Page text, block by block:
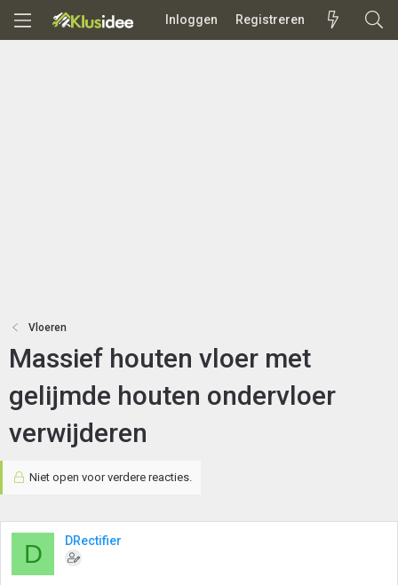
Inloggen Registreren
Vloeren
Massief houten vloer met
gelijmde houten ondervloer
verwijderen
Niet open voor verdere reacties.
D DRectifier